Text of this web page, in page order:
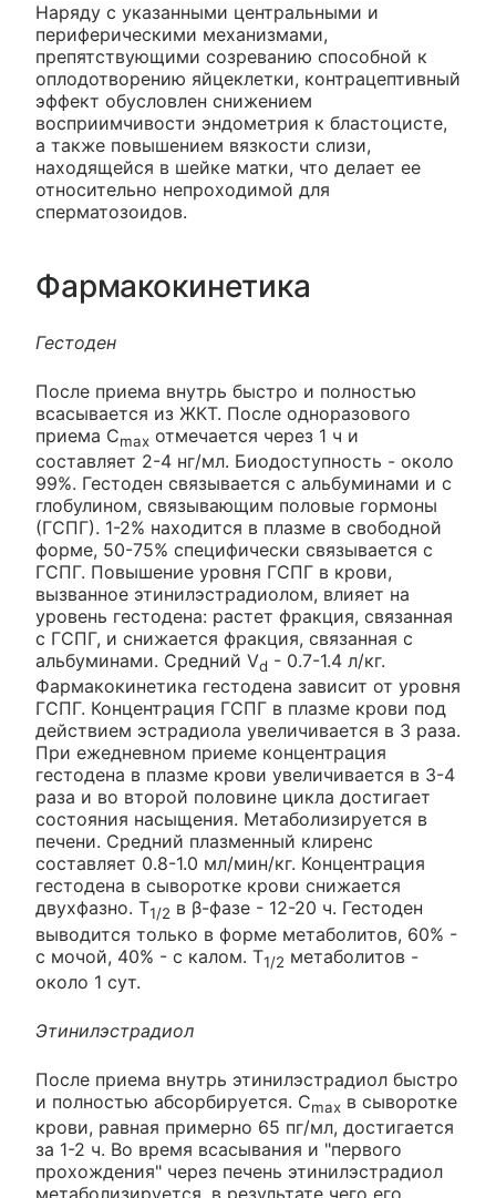
Наряду с указанными центральными и
периферическими механизмами,
препятствующими созреванию способной к
оплодотворению яйцеклетки, контрацептивный
эффект обусловлен снижением
восприимчивости эндометрия к бластоцисте,
а также повышением вязкости слизи,
находящейся в шейке матки, что делает ее
относительно непроходимой для
сперматозоидов.
Фармакокинетика
Гестоден
После приема внутрь быстро и полностью
всасывается из ЖКТ. После одноразового
приема Cmax отмечается через 1 ч и
составляет 2-4 нг/мл. Биодоступность - около
99%. Гестоден связывается с альбуминами и с
глобулином, связывающим половые гормоны
(ГСПГ). 1-2% находится в плазме в свободной
форме, 50-75% специфически связывается с
ГСПГ. Повышение уровня ГСПГ в крови,
вызванное этинилэстрадиолом, влияет на
уровень гестодена: растет фракция, связанная
с ГСПГ, и снижается фракция, связанная с
альбуминами. Средний Vd - 0.7-1.4 л/кг.
Фармакокинетика гестодена зависит от уровня
ГСПГ. Концентрация ГСПГ в плазме крови под
действием эстрадиола увеличивается в 3 раза.
При ежедневном приеме концентрация
гестодена в плазме крови увеличивается в 3-4
раза и во второй половине цикла достигает
состояния насыщения. Метаболизируется в
печени. Средний плазменный клиренс
составляет 0.8-1.0 мл/мин/кг. Концентрация
гестодена в сыворотке крови снижается
двухфазно. T1/2 в β-фазе - 12-20 ч. Гестоден
выводится только в форме метаболитов, 60% -
с мочой, 40% - с калом. T1/2 метаболитов -
около 1 сут.
Этинилэстрадиол
После приема внутрь этинилэстрадиол быстро
и полностью абсорбируется. Cmax в сыворотке
крови, равная примерно 65 пг/мл, достигается
за 1-2 ч. Во время всасывания и "первого
прохождения" через печень этинилэстрадиол
метаболизируется, в результате чего его